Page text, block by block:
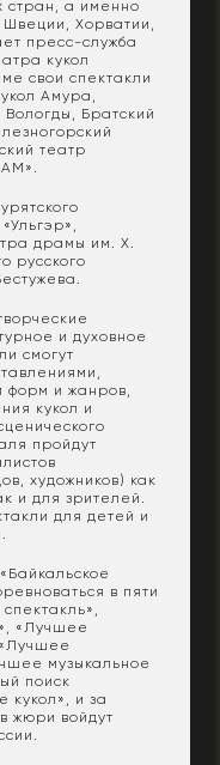
стран, а именно
Швеции, Хорватии,
пресс-служба
кукол
свои спектакли
Амура,
Вологды, Братский
театр
драмы им. Х.
русского
и духовное
смогут
форм и жанров,
кукол и
пройдут
художников) как
и для зрителей.
для детей и
в пяти
«Лучшее
музыкальное
поиск
кукол», и за
жюри войдут